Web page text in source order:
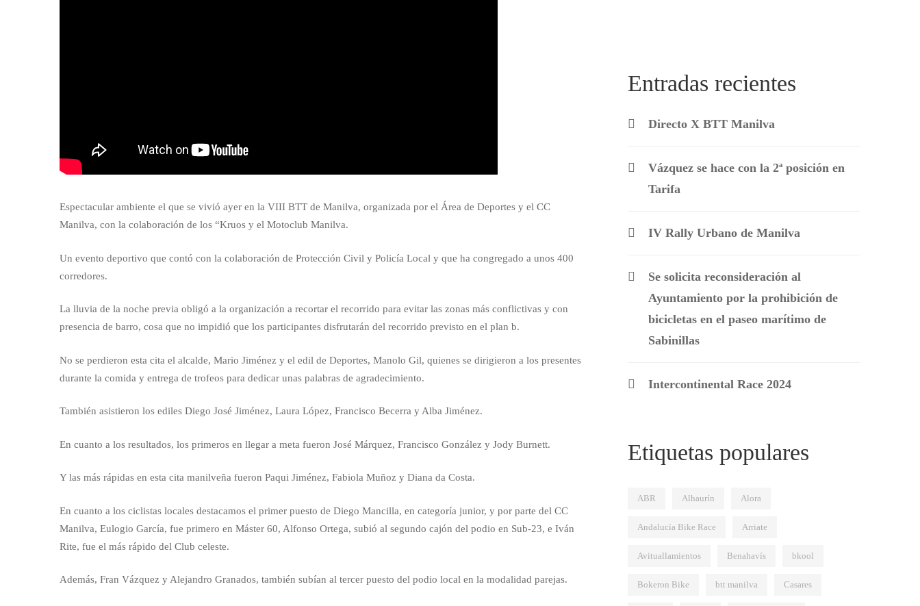
Espectacular ambiente el que se vivió ayer en la VIII BTT de Manilva, organizada por el Área de Deportes y el CC
Manilva, con la colaboración de los “Kruos y el Motoclub Manilva.
Un evento deportivo que contó con la colaboración de Protección Civil y Policía Local y que ha congregado a unos 400
corredores.
La lluvia de la noche previa obligó a la organización a recortar el recorrido para evitar las zonas más conflictivas y con
presencia de barro, cosa que no impidió que los participantes disfrutarán del recorrido previsto en el plan b.
No se perdieron esta cita el alcalde, Mario Jiménez y el edil de Deportes, Manolo Gil, quienes se dirigieron a los presentes
durante la comida y entrega de trofeos para dedicar unas palabras de agradecimiento.
También asistieron los ediles Diego José Jiménez, Laura López, Francisco Becerra y Alba Jiménez.
En cuanto a los resultados, los primeros en llegar a meta fueron José Márquez, Francisco González y Jody Burnett.
Y las más rápidas en esta cita manilveña fueron Paqui Jiménez, Fabiola Muñoz y Diana da Costa.
En cuanto a los ciclistas locales destacamos el primer puesto de Diego Mancilla, en categoría junior, y por parte del CC
Manilva, Eulogio García, fue primero en Máster 60, Alfonso Ortega, subió al segundo cajón del podio en Sub-23, e Iván
Rite, fue el más rápido del Club celeste.
Además, Fran Vázquez y Alejandro Granados, también subían al tercer puesto del podio local en la modalidad parejas.
Entradas recientes
Directo X BTT Manilva
Vázquez se hace con la 2ª posición en
Tarifa
IV Rally Urbano de Manilva
Se solicita reconsideración al
Ayuntamiento por la prohibición de
bicicletas en el paseo marítimo de
Sabinillas
Intercontinental Race 2024
Etiquetas populares
ABR Alhaurín Alora
Andalucía Bike Race Arriate
Avituallamientos Benahavís bkool
Bokeron Bike btt manilva Casares